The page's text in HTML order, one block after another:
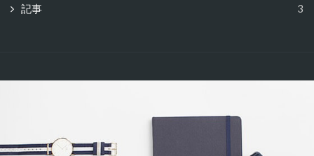
記事 3